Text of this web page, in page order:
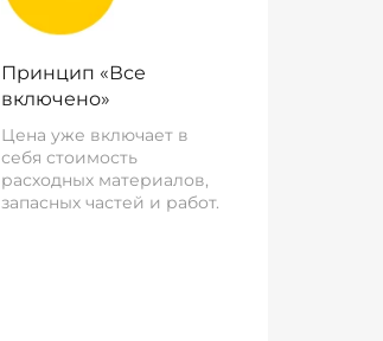
Принцип «Все
включено»
Цена уже включает в
себя стоимость
расходных материалов,
запасных частей и работ.